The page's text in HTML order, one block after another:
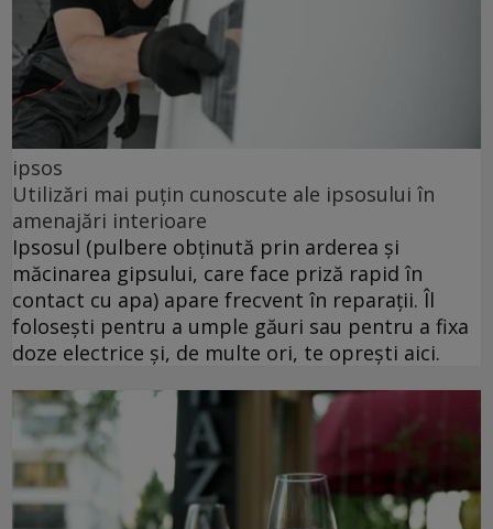
ipsos
Utilizări mai puțin cunoscute ale ipsosului în
amenajări interioare
Ipsosul (pulbere obținută prin arderea și
măcinarea gipsului, care face priză rapid în
contact cu apa) apare frecvent în reparații. Îl
folosești pentru a umple găuri sau pentru a fixa
doze electrice și, de multe ori, te oprești aici.